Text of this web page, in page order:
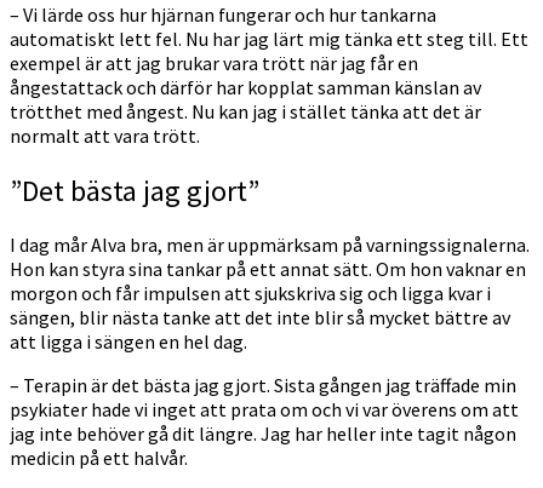
– Vi lärde oss hur hjärnan fungerar och hur tankarna
automatiskt lett fel. Nu har jag lärt mig tänka ett steg till. Ett
exempel är att jag brukar vara trött när jag får en
ångestattack och därför har kopplat samman känslan av
trötthet med ångest. Nu kan jag i stället tänka att det är
normalt att vara trött.
”Det bästa jag gjort”
I dag mår Alva bra, men är uppmärksam på varningssignalerna.
Hon kan styra sina tankar på ett annat sätt. Om hon vaknar en
morgon och får impulsen att sjukskriva sig och ligga kvar i
sängen, blir nästa tanke att det inte blir så mycket bättre av
att ligga i sängen en hel dag.
– Terapin är det bästa jag gjort. Sista gången jag träffade min
psykiater hade vi inget att prata om och vi var överens om att
jag inte behöver gå dit längre. Jag har heller inte tagit någon
medicin på ett halvår.